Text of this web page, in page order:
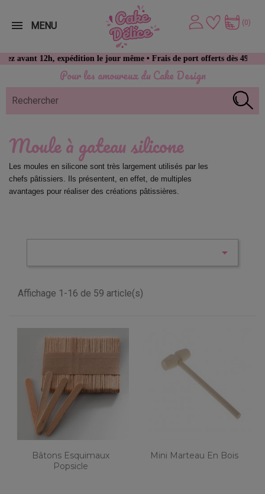
Pour les amoureux du Cake Design
12h, expédition le jour même • Frais de port offerts dès 49 € d’achat
(0)
MENU
Moule à gateau silicone
Les moules en silicone sont très largement utilisés par les
chefs pâtissiers. Ils présentent, en effet, de multiples
avantages pour réaliser des créations pâtissières.

Affichage 1-16 de 59 article(s)
Bâtons Esquimaux
Popsicle
Mini Marteau En Bois